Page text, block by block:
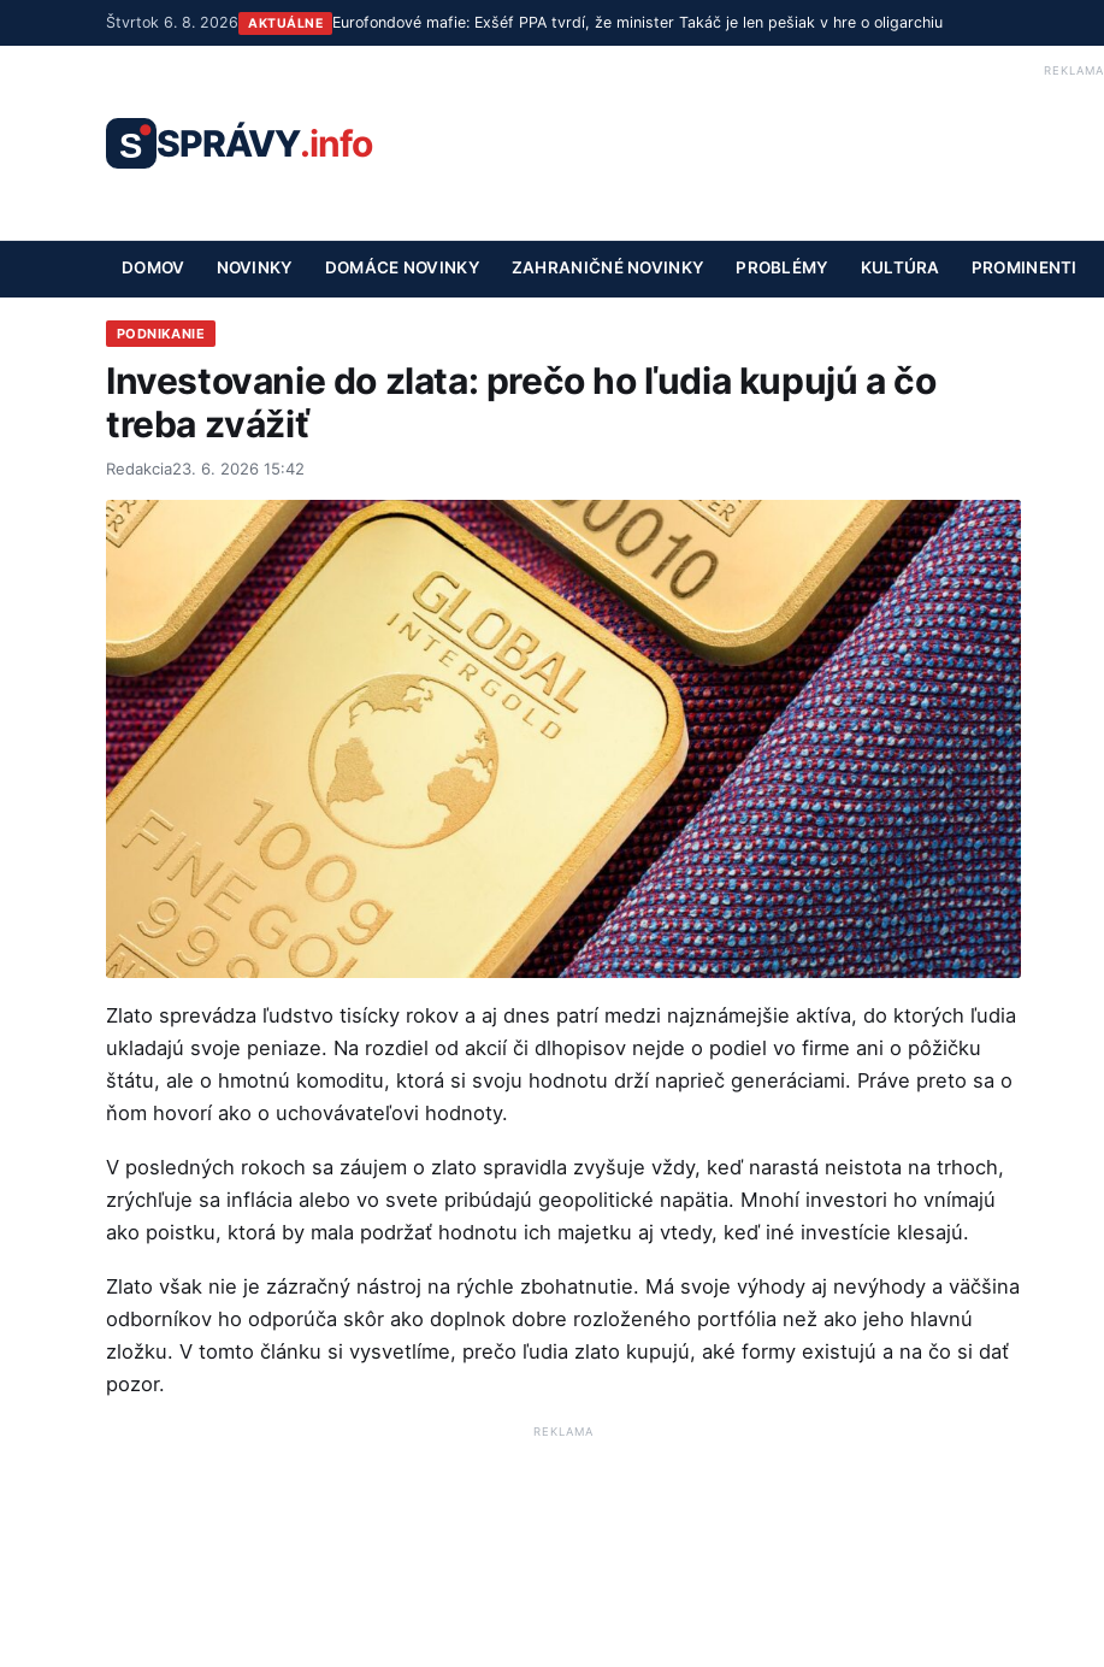
Štvrtok 6. 8. 2026 AKTUÁLNE Eurofondové mafie: Exšéf PPA tvrdí, že minister Takáč je len pešiak v hre o oligarchiu
S SPRÁVY.info
REKLAMA
DOMOV NOVINKY DOMÁCE NOVINKY ZAHRANIČNÉ NOVINKY PROBLÉMY KULTÚRA PROMINENTI
PODNIKANIE
Investovanie do zlata: prečo ho ľudia kupujú a čo
treba zvážiť
Redakcia23. 6. 2026 15:42
Zlato sprevádza ľudstvo tisícky rokov a aj dnes patrí medzi najznámejšie aktíva, do ktorých ľudia
ukladajú svoje peniaze. Na rozdiel od akcií či dlhopisov nejde o podiel vo firme ani o pôžičku
štátu, ale o hmotnú komoditu, ktorá si svoju hodnotu drží naprieč generáciami. Práve preto sa o
ňom hovorí ako o uchovávateľovi hodnoty.
V posledných rokoch sa záujem o zlato spravidla zvyšuje vždy, keď narastá neistota na trhoch,
zrýchľuje sa inflácia alebo vo svete pribúdajú geopolitické napätia. Mnohí investori ho vnímajú
ako poistku, ktorá by mala podržať hodnotu ich majetku aj vtedy, keď iné investície klesajú.
Zlato však nie je zázračný nástroj na rýchle zbohatnutie. Má svoje výhody aj nevýhody a väčšina
odborníkov ho odporúča skôr ako doplnok dobre rozloženého portfólia než ako jeho hlavnú
zložku. V tomto článku si vysvetlíme, prečo ľudia zlato kupujú, aké formy existujú a na čo si dať
pozor.
REKLAMA